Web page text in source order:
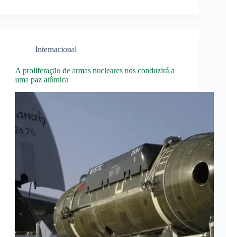
Internacional
A proliferação de armas nucleares nos conduzirá a
uma paz atômica